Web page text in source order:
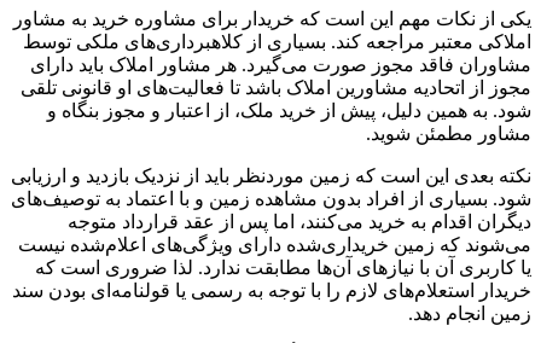
یکی از نکات مهم این است که خریدار برای مشاوره خرید به مشاور
املاکی معتبر مراجعه کند. بسیاری از کلاهبرداری‌های ملکی توسط
مشاوران فاقد مجوز صورت می‌گیرد. هر مشاور املاک باید دارای
مجوز از اتحادیه مشاورین املاک باشد تا فعالیت‌های او قانونی تلقی
شود. به همین دلیل، پیش از خرید ملک، از اعتبار و مجوز بنگاه و
مشاور مطمئن شوید.
نکته بعدی این است که زمین موردنظر باید از نزدیک بازدید و ارزیابی
شود. بسیاری از افراد بدون مشاهده زمین و با اعتماد به توصیف‌های
دیگران اقدام به خرید می‌کنند، اما پس از عقد قرارداد متوجه
می‌شوند که زمین خریداری‌شده دارای ویژگی‌های اعلام‌شده نیست
یا کاربری آن با نیازهای آن‌ها مطابقت ندارد. لذا ضروری است که
خریدار استعلام‌های لازم را با توجه به رسمی یا قولنامه‌ای بودن سند
زمین انجام دهد.